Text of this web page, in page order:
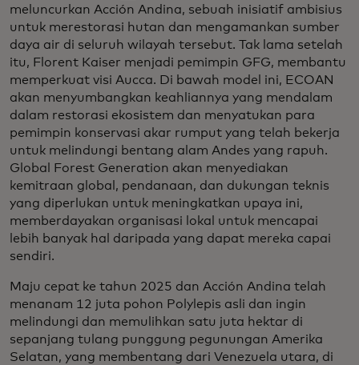
meluncurkan Acción Andina, sebuah inisiatif ambisius
untuk merestorasi hutan dan mengamankan sumber
daya air di seluruh wilayah tersebut. Tak lama setelah
itu, Florent Kaiser menjadi pemimpin GFG, membantu
memperkuat visi Aucca. Di bawah model ini, ECOAN
akan menyumbangkan keahliannya yang mendalam
dalam restorasi ekosistem dan menyatukan para
pemimpin konservasi akar rumput yang telah bekerja
untuk melindungi bentang alam Andes yang rapuh.
Global Forest Generation akan menyediakan
kemitraan global, pendanaan, dan dukungan teknis
yang diperlukan untuk meningkatkan upaya ini,
memberdayakan organisasi lokal untuk mencapai
lebih banyak hal daripada yang dapat mereka capai
sendiri.
Maju cepat ke tahun 2025 dan Acción Andina telah
menanam 12 juta pohon Polylepis asli dan ingin
melindungi dan memulihkan satu juta hektar di
sepanjang tulang punggung pegunungan Amerika
Selatan, yang membentang dari Venezuela utara, di